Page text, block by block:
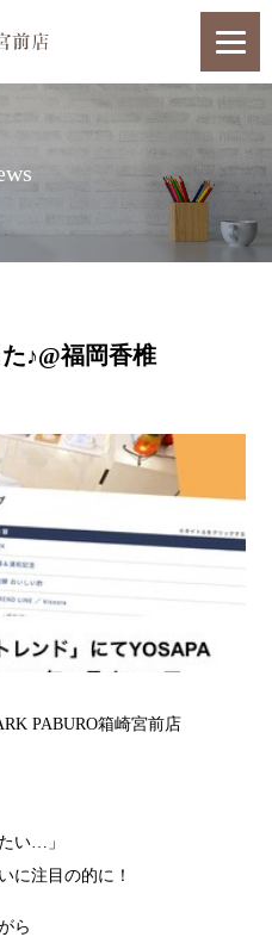
♪@福岡香椎
PABURO箱崎宮前店
い…」
に注目の的に！
ら